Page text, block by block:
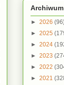
► 2026
► 2025
► 2024
► 2023
► 2022
► 2021